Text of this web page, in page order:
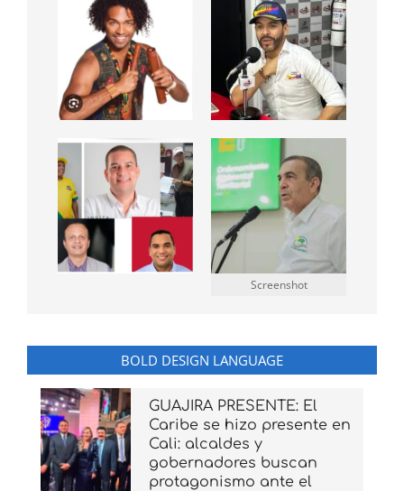
Screenshot
BOLD DESIGN LANGUAGE
GUAJIRA PRESENTE: El
Caribe se hizo presente en
Cali: alcaldes y
gobernadores buscan
protagonismo ante el